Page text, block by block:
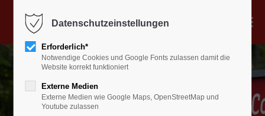
Datenschutzeinstellungen
Erforderlich*
Notwendige Cookies und Google Fonts zulassen damit die
Website korrekt funktioniert
Externe Medien
Externe Medien wie Google Maps, OpenStreetMap und
Youtube zulassen
Verleih
Sunset & Touren
Gastronomie